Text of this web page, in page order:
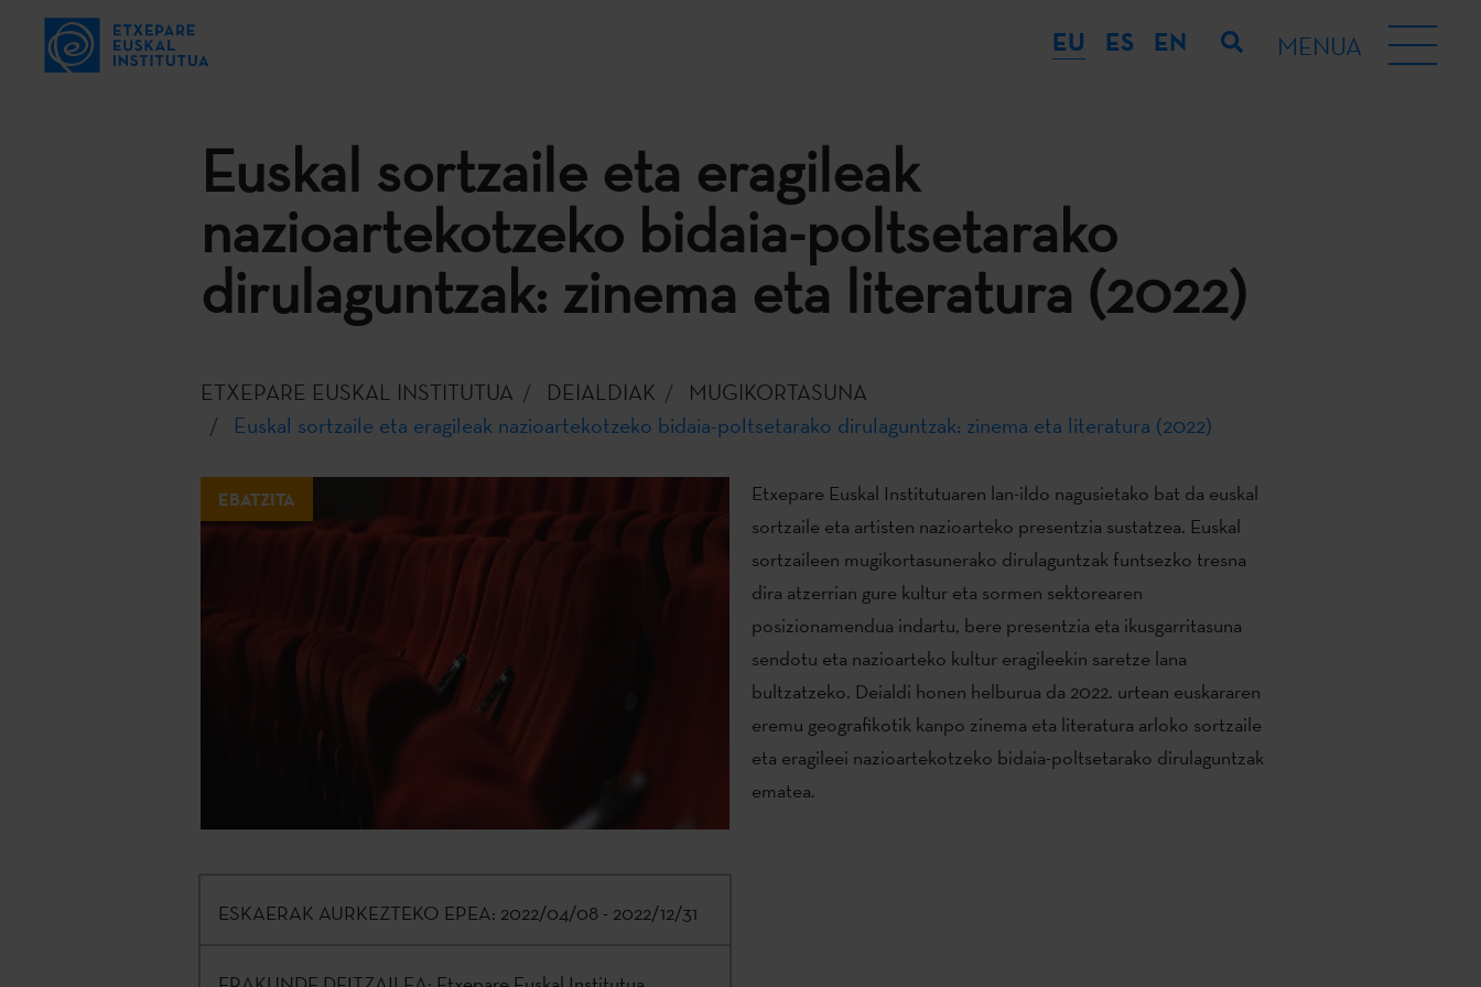
EU ES EN MENUA
Euskal sortzaile eta eragileak
nazioartekotzeko bidaia-poltsetarako
dirulaguntzak: zinema eta literatura (2022)
ETXEPARE EUSKAL INSTITUTUA DEIALDIAK
MUGIKORTASUNA
Euskal sortzaile eta eragileak nazioartekotzeko bidaia-poltsetarako dirulaguntzak: zinema eta literatura (2022)
EBATZITA
Etxepare Euskal Institutuaren lan-ildo nagusietako bat da euskal
sortzaile eta artisten nazioarteko presentzia sustatzea. Euskal
sortzaileen mugikortasunerako dirulaguntzak funtsezko tresna
dira atzerrian gure kultur eta sormen sektorearen
posizionamendua indartu, bere presentzia eta ikusgarritasuna
sendotu eta nazioarteko kultur eragileekin saretze lana
bultzatzeko. Deialdi honen helburua da 2022. urtean euskararen
eremu geografikotik kanpo zinema eta literatura arloko sortzaile
eta eragileei nazioartekotzeko bidaia-poltsetarako dirulaguntzak
ematea.
ESKAERAK AURKEZTEKO EPEA: 2022/04/08 - 2022/12/31